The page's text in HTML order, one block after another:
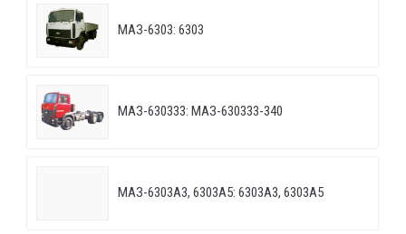
МАЗ-6303: 6303
МАЗ-630333: МАЗ-630333-340
МАЗ-6303A3, 6303A5: 6303A3, 6303A5